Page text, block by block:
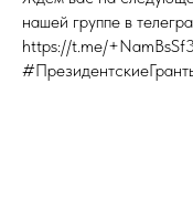
нашей группе в
https://t.me/